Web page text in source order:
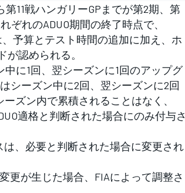
11戦ハンガリーGPまでが第2期、第
ぞれのADUO期間の終了時点で、
予算とテスト時間の追加に加え、ホ
認められる。
に1回、翌シーズンに1回のアップグ
シーズン中に2回、翌シーズンに2回
ズン内で累積されることはなく、
適格と判断された場合にのみ付与さ
、必要と判断された場合に変更され
更が生じた場合、FIAによって調整さ